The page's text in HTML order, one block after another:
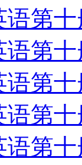
语第
语第
语第
语第
语第